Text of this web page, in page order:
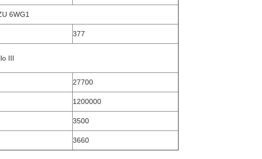
6WG1
377
III
27700
1200000
3500
3660